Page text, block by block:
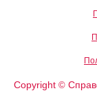
Copyright ©